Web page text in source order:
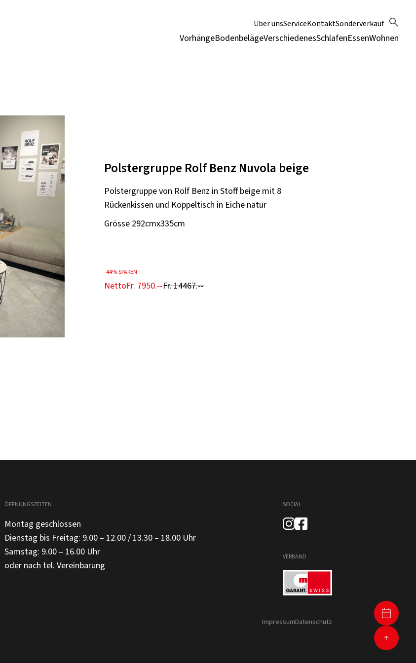
Über unsServiceKontaktSonderverkauf
VorhängeBodenbelägeVerschiedenesSchlafenEssenWohnen
Polstergruppe Rolf Benz Nuvola beige
Polstergruppe von Rolf Benz in Stoff beige mit 8
Rückenkissen und Koppeltisch in Eiche natur
Grösse 292cmx335cm
-44%SPAREN
NettoFr. 7950.--Fr. 14467.--
ÖFFNUNGSZEITEN
Montag geschlossen
Dienstag bis Freitag: 9.00 – 12.00 / 13.30 – 18.00 Uhr
Samstag: 9.00 – 16.00 Uhr
oder nach tel. Vereinbarung
SOCIAL
VERBAND
ImpressumDatenschutz